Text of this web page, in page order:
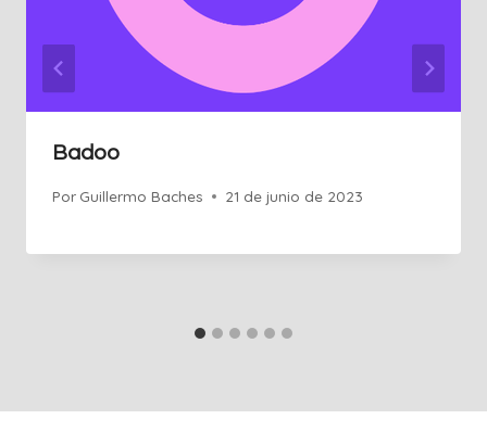
Badoo
Por Guillermo Baches 21 de junio de 2023